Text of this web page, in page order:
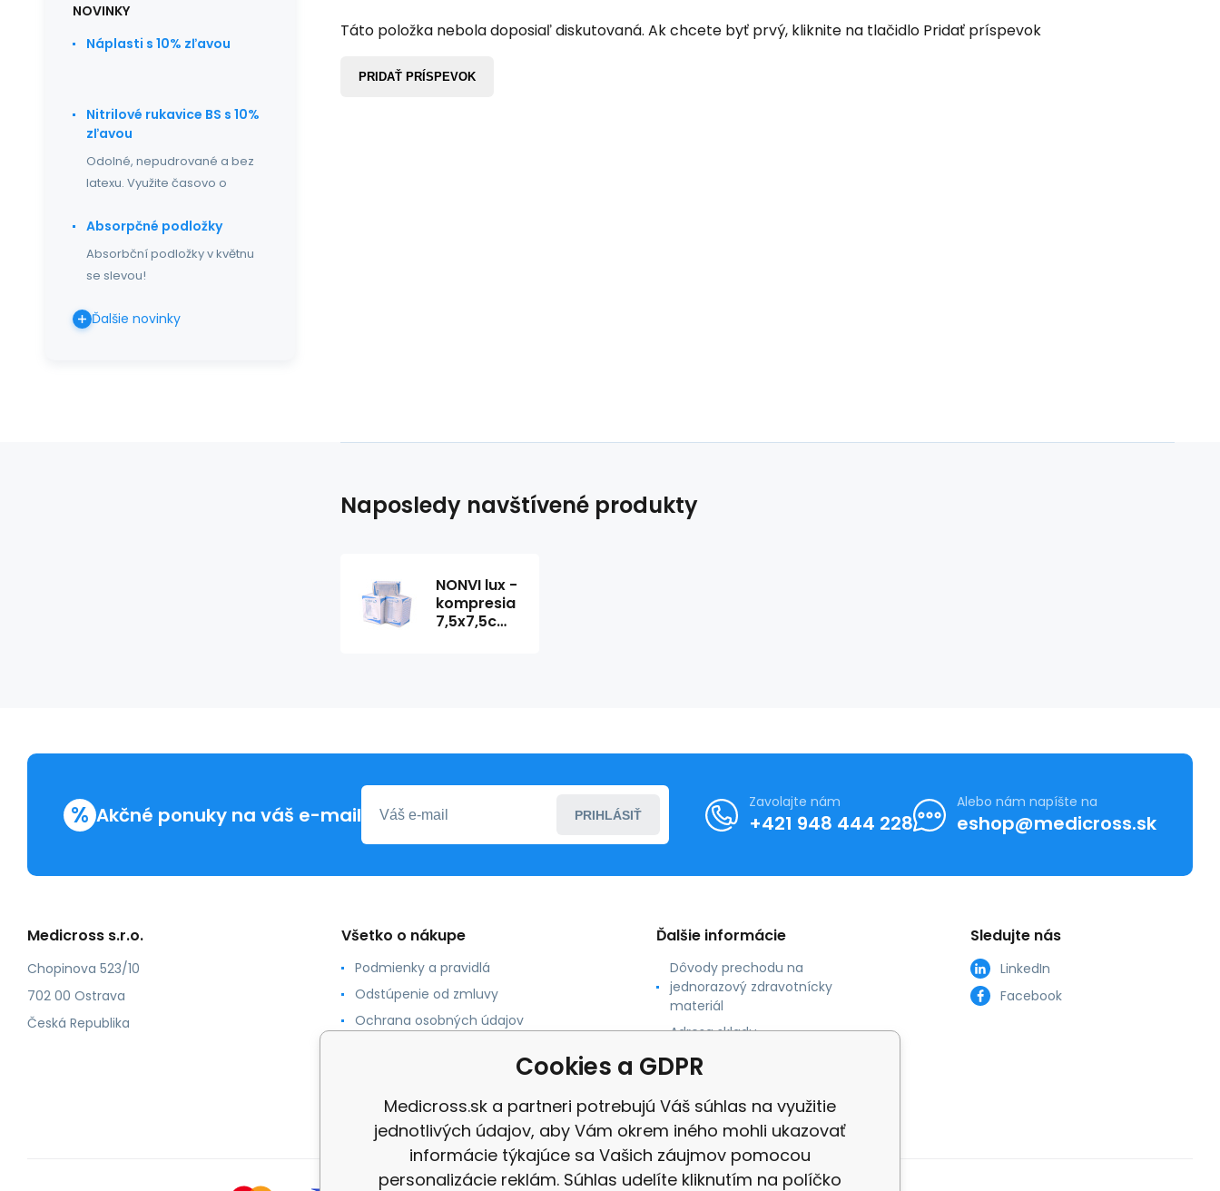
Táto položka nebola doposiaľ diskutovaná. Ak chcete byť prvý, kliknite na tlačidlo Pridať príspevok
PRIDAŤ PRÍSPEVOK
NOVINKY
Náplasti s 10% zľavou
Nitrilové rukavice BS s 10%
zľavou
Odolné, nepudrované a bez
latexu. Využite časovo o
Absorpčné podložky
Absorbční podložky v květnu
se slevou!
Ďalšie novinky
Naposledy navštívené produkty
NONVI lux -
kompresia
7,5x7,5cm
% Akčné ponuky na váš e-mail PRIHLÁSIŤ
Zavolajte nám
+421 948 444 228
Alebo nám napíšte na
eshop@medicross.sk
Medicross s.r.o.
Chopinova 523/10
702 00 Ostrava
Česká Republika
Všetko o nákupe
Podmienky a pravidlá
Odstúpenie od zmluvy
Ochrana osobných údajov
Kontaktné údaje
Ďalšie informácie
Dôvody prechodu na
jednorazový zdravotnícky
materiál
Adresa skladu
Sledujte nás
LinkedIn
Facebook
Cookies a GDPR
Medicross.sk a partneri potrebujú Váš súhlas na využitie
jednotlivých údajov, aby Vám okrem iného mohli ukazovať
informácie týkajúce sa Vašich záujmov pomocou
personalizácie reklám. Súhlas udelíte kliknutím na políčko